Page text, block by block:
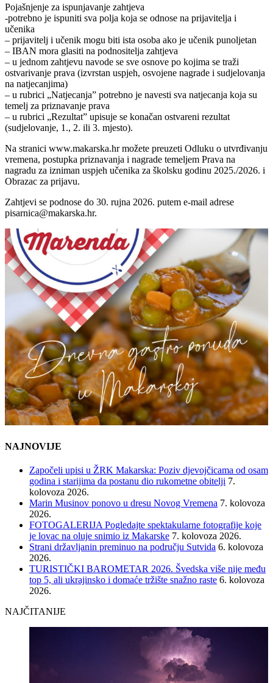
Pojašnjenje za ispunjavanje zahtjeva
-potrebno je ispuniti sva polja koja se odnose na prijavitelja i
učenika
– prijavitelj i učenik mogu biti ista osoba ako je učenik punoljetan
– IBAN mora glasiti na podnositelja zahtjeva
– u jednom zahtjevu navode se sve osnove po kojima se traži
ostvarivanje prava (izvrstan uspjeh, osvojene nagrade i sudjelovanja
na natjecanjima)
– u rubrici „Natjecanja” potrebno je navesti sva natjecanja koja su
temelj za priznavanje prava
– u rubrici „Rezultat” upisuje se konačan ostvareni rezultat
(sudjelovanje, 1., 2. ili 3. mjesto).
Na stranici www.makarska.hr možete preuzeti Odluku o utvrđivanju
vremena, postupka priznavanja i nagrade temeljem Prava na
nagradu za izniman uspjeh učenika za školsku godinu 2025./2026. i
Obrazac za prijavu.
Zahtjevi se podnose do 30. rujna 2026. putem e-mail adrese
pisarnica@makarska.hr.
NAJNOVIJE
Započeli upisi u ŽRK Makarska: Poziv djevojčicama od osam
godina i starijima da postanu dio rukometne obitelji 7.
kolovoza 2026.
Marin Musinov ponovo u dresu Novog Vremena 7. kolovoza
2026.
FOTOGALERIJA Pogledajte spektakularne fotografije koje
je lovac na oluje snimio iz Makarske 7. kolovoza 2026.
Strani državljanin preminuo na području Sutvida 6. kolovoza
2026.
TURISTIČKI BAROMETAR 2026. Švedska više nije među
top 5, ali ukrajinsko i domaće tržište snažno raste 6. kolovoza
2026.
NAJČITANIJE